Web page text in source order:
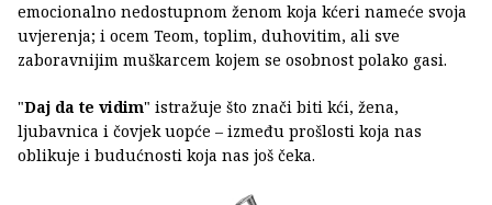
emocionalno nedostupnom ženom koja kćeri nameće svoja
uvjerenja; i ocem Teom, toplim, duhovitim, ali sve
zaboravnijim muškarcem kojem se osobnost polako gasi.
"Daj da te vidim" istražuje što znači biti kći, žena,
ljubavnica i čovjek uopće – između prošlosti koja nas
oblikuje i budućnosti koja nas još čeka.